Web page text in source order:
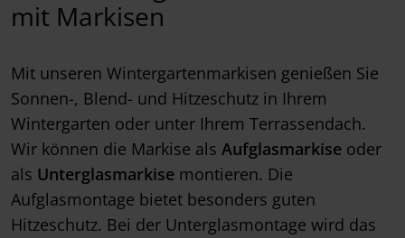
mit Markisen
Mit unseren Wintergartenmarkisen genießen Sie
Sonnen-, Blend- und Hitzeschutz in Ihrem
Wintergarten oder unter Ihrem Terrassendach.
Wir können die Markise als Aufglasmarkise oder
als Unterglasmarkise montieren. Die
Aufglasmontage bietet besonders guten
Hitzeschutz. Bei der Unterglasmontage wird das